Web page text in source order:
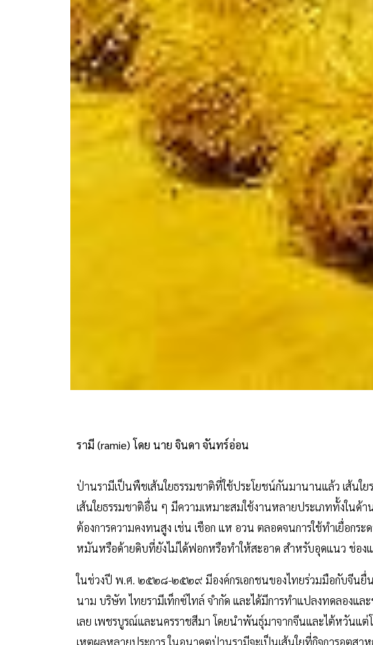
รามี (ramie) โดย นาย จินดา จันทร์อ่อน
ป่านรามีเป็นพืชเส้นใยธรรมชาติที่ใช้ประโยชน์กันมานานแล้ว เส้น
เส้นใยธรรมชาติอื่น ๆ มีความเหมาะสมใช้งานหลายประเภททั้งใน
ต้องการความคงทนสูง เช่น เชือก แห อวน ตลอดจนการใช้ทำเยื่อ
หมันหรือด้ายดิบที่ยังไม่ได้ฟอกหรือทำให้สะอาด สำหรับอุดแนว ช่อง
ในช่วงปี พ.ศ. ๒๕๒๘-๒๕๒๙ มีองค์กรเอกชนของไทยร่วมมือกับจีนยื่น
นาม บริษัท ไทยรามีเท็กซ์ไทล์ จำกัด และได้มีการทำแปลงทดลองแล
เลย เพชรบูรณ์และนครราชสีมา โดยนำพันธุ์มาจากจีนและไต้หวันแ
เหตุผลหลายประการ ในอนาคตป่านรามีจะเป็นเส้นใยที่กิจการอุตส